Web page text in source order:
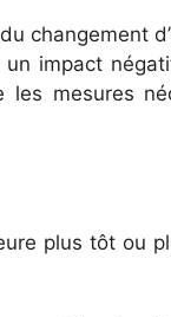
changement
impact
mesures
plus tôt ou